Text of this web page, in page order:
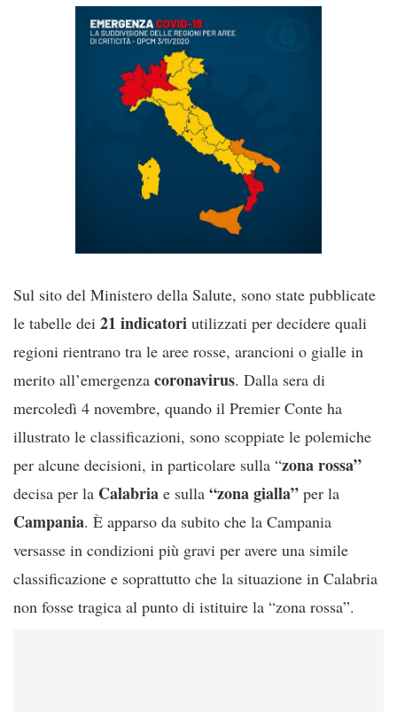
Sul sito del Ministero della Salute, sono state pubblicate
le tabelle dei 21 indicatori utilizzati per decidere quali
regioni rientrano tra le aree rosse, arancioni o gialle in
merito all’emergenza coronavirus. Dalla sera di
mercoledì 4 novembre, quando il Premier Conte ha
illustrato le classificazioni, sono scoppiate le polemiche
per alcune decisioni, in particolare sulla “zona rossa”
decisa per la Calabria e sulla “zona gialla” per la
Campania. È apparso da subito che la Campania
versasse in condizioni più gravi per avere una simile
classificazione e soprattutto che la situazione in Calabria
non fosse tragica al punto di istituire la “zona rossa”.